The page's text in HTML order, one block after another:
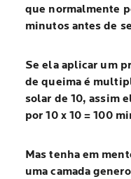
que normalmente
minutos antes de
Se ela aplicar um
de queima é
solar de 10, assim
por 10 x 10 = 100
Mas tenha em
uma camada